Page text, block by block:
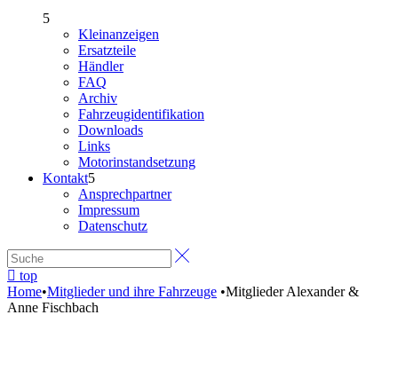
Kleinanzeigen
Ersatzteile
Händler
FAQ
Archiv
Fahrzeugidentifikation
Downloads
Links
Motorinstandsetzung
Kontakt
Ansprechpartner
Impressum
Datenschutz
top
Home•Mitglieder und ihre Fahrzeuge •Mitglieder Alexander &
Anne Fischbach